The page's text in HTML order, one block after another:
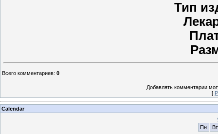
Тип
Всего комментариев: 0
Добавлять комментарии
[
Calendar
Пн
Вт